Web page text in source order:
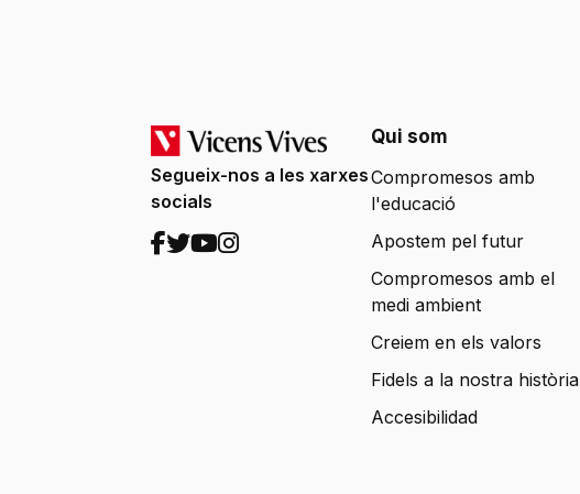
Segueix-nos a les xarxes
socials
Qui som
Compromesos amb
l'educació
Apostem pel futur
Compromesos amb el
medi ambient
Creiem en els valors
Fidels a la nostra història
Accesibilidad